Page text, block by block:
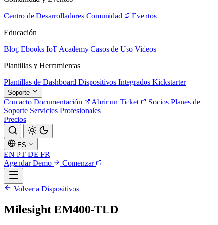
Centro de Desarrolladores Comunidad
Eventos
Educación
Blog Ebooks IoT Academy Casos de Uso Videos
Plantillas y Herramientas
Plantillas de Dashboard Dispositivos Integrados Kickstarter
Soporte
Contacto Documentación Abrir un Ticket Socios Planes de
Soporte Servicios Profesionales
Precios
ES
EN PT DE FR
Agendar Demo
Comenzar
Volver a Dispositivos
Milesight EM400-TLD